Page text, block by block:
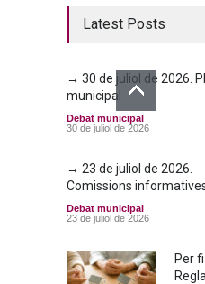
Latest Posts
→ 30 de juliol de 2026.
municipal
Debat municipal
30 de juliol de 2026
→ 23 de juliol de 2026.
Comissions
Debat municipal
23 de juliol de 2026
Per